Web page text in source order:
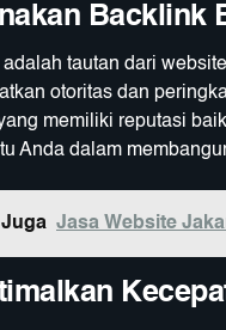
Backlink
adalah tautan dari
otoritas dan
memiliki reputasi
Anda dalam
Juga Jasa Website